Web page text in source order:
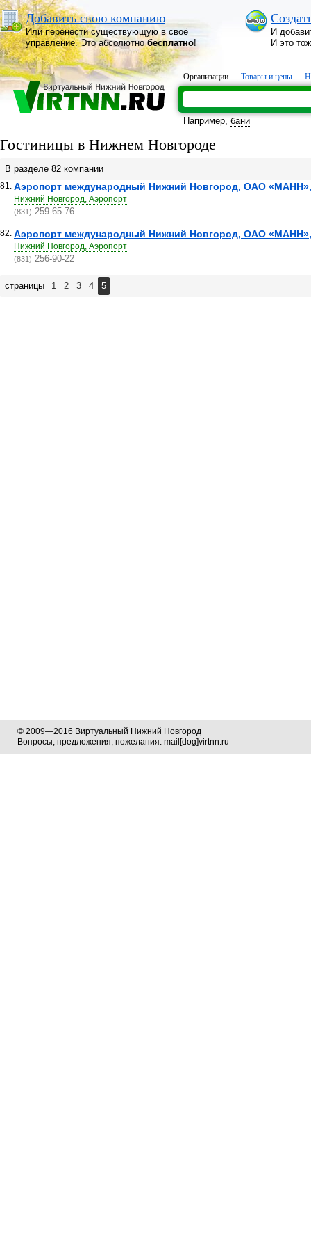
Добавить свою компанию
Или перенести существующую в своё
управление. Это абсолютнобесплатно!
И
И это
Организации Товары и цены
Например, бани
Гостиницы в Нижнем Новгороде
В разделе 82 компании
81. Аэропорт международный Нижний Новгород, ОАО «МАНН»,
Нижний Новгород, Аэропорт
(831) 259-65-76
82. Аэропорт международный Нижний Новгород, ОАО
Нижний Новгород, Аэропорт
(831) 256-90-22
страницы 1 2 3 4 5
© 2009—2016 Виртуальный Нижний Новгород
Вопросы, предложения, пожелания: mail[dog]virtnn.ru